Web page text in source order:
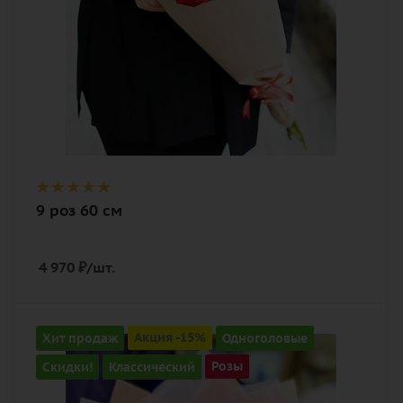
9 роз 60 см
4 970 ₽/шт.
Хит продаж Акция -15%
Одноголовые
Скидки!
Классический Розы
Количество
9